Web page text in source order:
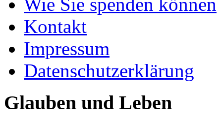
Wie Sie spenden können
Kontakt
Impressum
Datenschutzerklärung
Glauben und Leben